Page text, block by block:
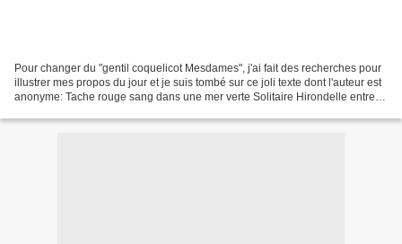
Pour changer du "gentil coquelicot Mesdames", j'ai fait des recherches pour
illustrer mes propos du jour et je suis tombé sur ce joli texte dont l'auteur est
anonyme: Tache rouge sang dans une mer verte Solitaire Hirondelle entre